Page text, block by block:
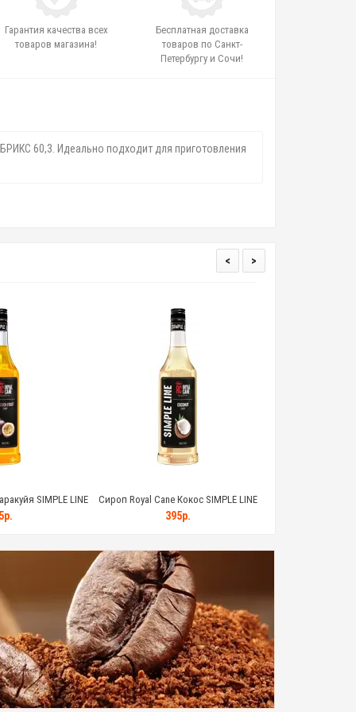
Гарантия качества всех
товаров магазина!
Бесплатная доставка
товаров по Санкт-
Петербургу и Сочи!
60,3. Идеально подходит для приготовления
SIMPLE LINE
Сироп Royal Cane Кокос SIMPLE LINE
стекло (1кг)
395р.
< >